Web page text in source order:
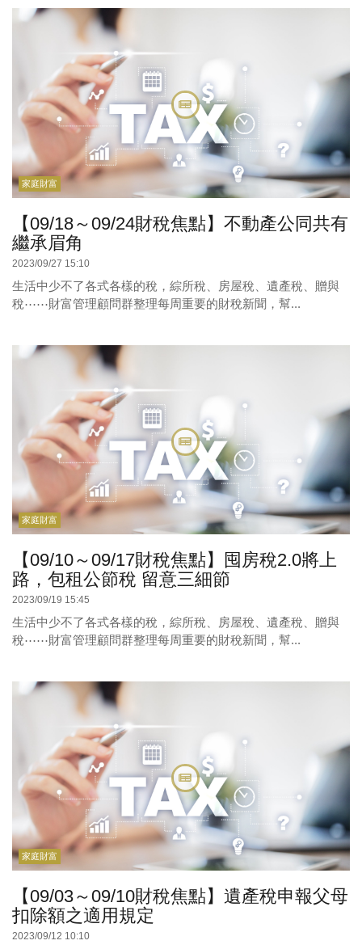
家庭財富
【09/18～09/24財稅焦點】不動產公同共有
繼承眉角
2023/09/27 15:10
生活中少不了各式各樣的稅，綜所稅、房屋稅、遺產稅、贈與
稅⋯⋯財富管理顧問群整理每周重要的財稅新聞，幫...
家庭財富
【09/10～09/17財稅焦點】囤房稅2.0將上
路，包租公節稅 留意三細節
2023/09/19 15:45
生活中少不了各式各樣的稅，綜所稅、房屋稅、遺產稅、贈與
稅⋯⋯財富管理顧問群整理每周重要的財稅新聞，幫...
家庭財富
【09/03～09/10財稅焦點】遺產稅申報父母
扣除額之適用規定
2023/09/12 10:10